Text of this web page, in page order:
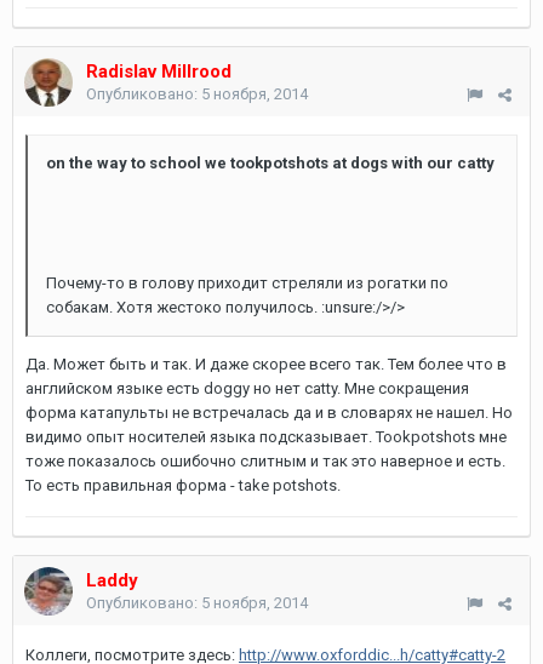
Radislav Millrood
Опубликовано: 5 ноября, 2014
on the way to school we tookpotshots at dogs with our catty
Почему-то в голову приходит стреляли из рогатки по
собакам. Хотя жестоко получилось. :unsure:/>/>
Да. Может быть и так. И даже скорее всего так. Тем более что в
английском языке есть doggy но нет catty. Мне сокращения
форма катапульты не встречалась да и в словарях не нашел. Но
видимо опыт носителей языка подсказывает. Tookpotshots мне
тоже показалось ошибочно слитным и так это наверное и есть.
То есть правильная форма - take potshots.
Laddy
Опубликовано: 5 ноября, 2014
Коллеги, посмотрите здесь: http://www.oxforddic...h/catty#catty-2